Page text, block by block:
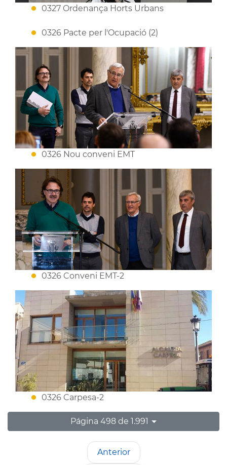
0327 Ordenança Horts Urbans
0326 Pacte per l'Ocupació (2)
0326 Nou conveni EMT
0326 Conveni EMT-2
0326 Carpesa-2
Página 498 de 1.991
Anterior